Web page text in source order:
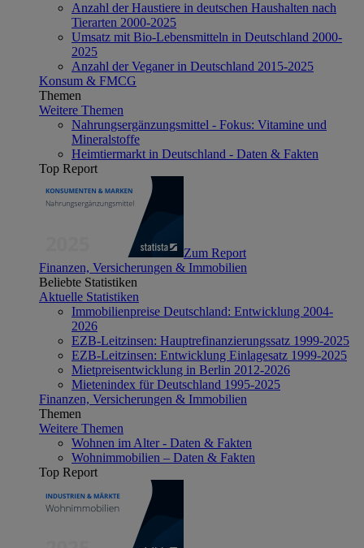
Anzahl der Haustiere in deutschen Haushalten nach
Tierarten 2000-2025
Umsatz mit Bio-Lebensmitteln in Deutschland 2000-
2025
Anzahl der Veganer in Deutschland 2015-2025
Konsum & FMCG
Themen
Weitere Themen
Nahrungsergänzungsmittel - Fokus: Vitamine und
Mineralstoffe
Heimtiermarkt in Deutschland - Daten & Fakten
Top Report
Zum Report
Finanzen, Versicherungen & Immobilien
Beliebte Statistiken
Aktuelle Statistiken
Immobilienpreise Deutschland: Entwicklung 2004-
2026
EZB-Leitzinsen: Hauptrefinanzierungssatz 1999-2025
EZB-Leitzinsen: Entwicklung Einlagesatz 1999-2025
Mietpreisentwicklung in Berlin 2012-2026
Mietenindex für Deutschland 1995-2025
Finanzen, Versicherungen & Immobilien
Themen
Weitere Themen
Wohnen im Alter - Daten & Fakten
Wohnimmobilien – Daten & Fakten
Top Report